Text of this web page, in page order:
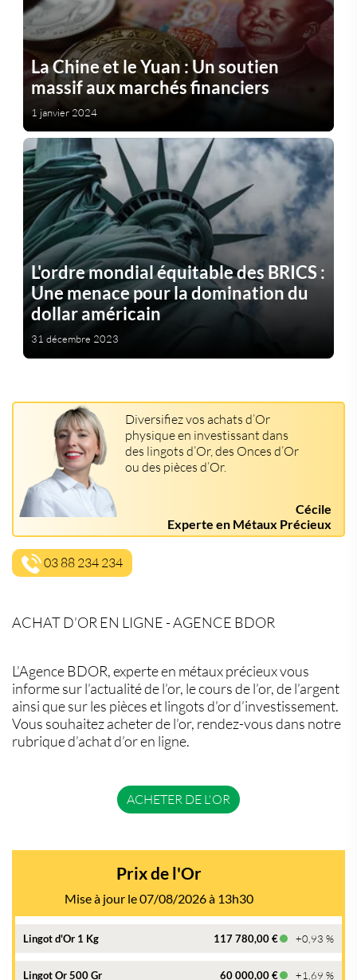
La Chine et le Yuan : Un soutien
massif aux marchés financiers
1 janvier 2024
L'ordre mondial équitable des BRICS :
Une menace pour la domination du
dollar américain
31 décembre 2023
Diversifiez vos achats d’Or
physique en investissant dans
des lingots d’Or, des Onces d’Or
ou des pièces d’Or.
Cécile
Experte en Métaux Précieux
03 88 234 234
ACHAT D’OR EN LIGNE - AGENCE BDOR
L’Agence BDOR, experte en métaux précieux vous
informe sur l’actualité de l’or, le cours de l’or, de l’argent
ainsi que sur les pièces et lingots d’or d’investissement.
Vous souhaitez acheter de l’or, rendez-vous dans notre
rubrique d’achat d’or en ligne.
ACHETER DE L'OR
Prix de l'Or
Mise à jour le 07/08/2026 à 13h30
Lingot d'Or 1 Kg 117 780,00 € +0,93 %
Lingot Or 500 Gr 60 000,00 € +1,69 %